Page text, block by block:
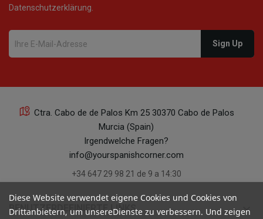
Datenschutzerklärung.
Ctra. Cabo de de Palos Km 25 30370 Cabo de Palos
Murcia (Spain)
Irgendwelche Fragen?
info@yourspanishcorner.com
+34 647 29 98 21 de 9 a 14:30
BENUTZERDEFINIERTE LINKS keyboard_arrow_down
Diese Website verwendet eigene Cookies und Cookies von
Drittanbietern, um unsereDienste zu verbessern. Und zeigen